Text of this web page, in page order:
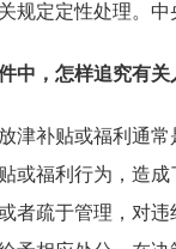
规定定性处理。
中，怎样追究有
津补贴或福利通
或福利行为，造
者疏于管理，对